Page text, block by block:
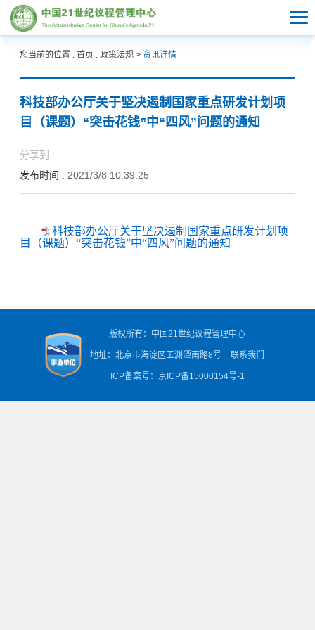
您当前的位置 : 首页 : 政策法规> 资讯详情
科技部办公厅关于坚决遏制国家重点研发计划项
目（课题）“突击花钱”中“四风”问题的通知
分享到 :
发布时间 : 2021/3/8 10:39:25
科技部办公厅关于坚决遏制国家重点研发计划项
目（课题）“突击花钱”中“四风”问题的通知
版权所有：中国21世纪议程管理中心
地址：北京市海淀区玉渊潭南路8号 联系我们
ICP备案号：京ICP备15000154号-1